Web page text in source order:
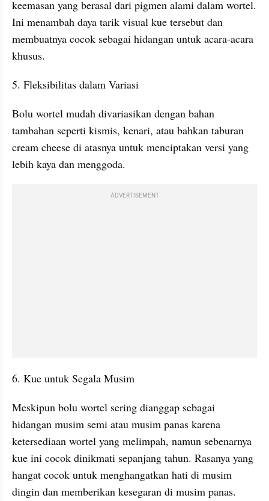
keemasan yang berasal dari pigmen alami dalam wortel.
Ini menambah daya tarik visual kue tersebut dan
membuatnya cocok sebagai hidangan untuk acara-acara
khusus.
5. Fleksibilitas dalam Variasi
Bolu wortel mudah divariasikan dengan bahan
tambahan seperti kismis, kenari, atau bahkan taburan
cream cheese di atasnya untuk menciptakan versi yang
lebih kaya dan menggoda.
ADVERTISEMENT
6. Kue untuk Segala Musim
Meskipun bolu wortel sering dianggap sebagai
hidangan musim semi atau musim panas karena
ketersediaan wortel yang melimpah, namun sebenarnya
kue ini cocok dinikmati sepanjang tahun. Rasanya yang
hangat cocok untuk menghangatkan hati di musim
dingin dan memberikan kesegaran di musim panas.